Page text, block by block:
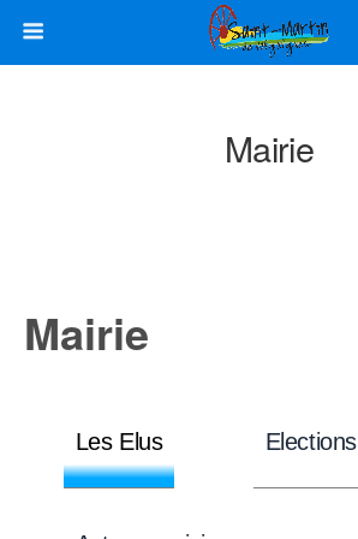
Mairie
Mairie
Les Elus Elections